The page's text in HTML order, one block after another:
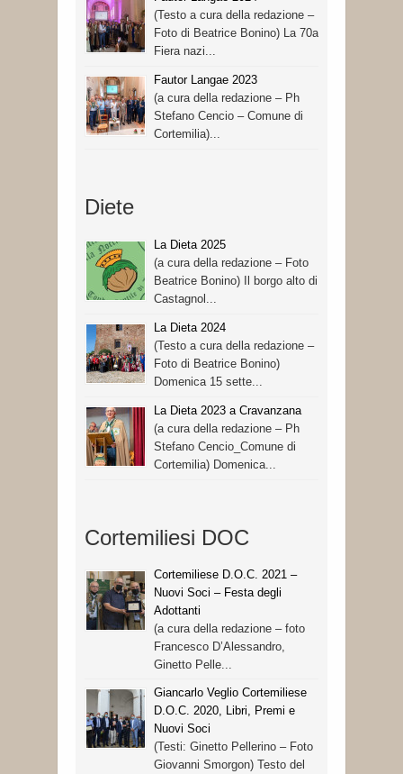
(Testo a cura della redazione –
Foto di Beatrice Bonino) La 70a
Fiera nazi...
Fautor Langae 2023
(a cura della redazione – Ph
Stefano Cencio – Comune di
Cortemilia)...
Diete
La Dieta 2025
(a cura della redazione – Foto
Beatrice Bonino) Il borgo alto di
Castagnol...
La Dieta 2024
(Testo a cura della redazione –
Foto di Beatrice Bonino)
Domenica 15 sette...
La Dieta 2023 a Cravanzana
(a cura della redazione – Ph
Stefano Cencio_Comune di
Cortemilia) Domenica...
Cortemiliesi DOC
Cortemiliese D.O.C. 2021 –
Nuovi Soci – Festa degli
Adottanti
(a cura della redazione – foto
Francesco D’Alessandro,
Ginetto Pelle...
Giancarlo Veglio Cortemiliese
D.O.C. 2020, Libri, Premi e
Nuovi Soci
(Testi: Ginetto Pellerino – Foto
Giovanni Smorgon) Testo del